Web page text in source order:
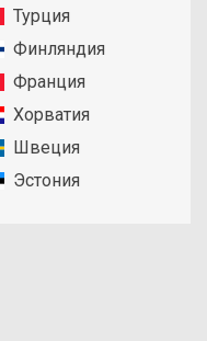
Турция
Финляндия
Франция
Хорватия
Швеция
Эстония